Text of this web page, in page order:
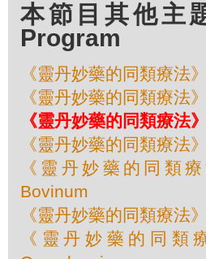
本節目其他主
Program
《靈丹妙藥的同類療法
《靈丹妙藥的同類療法
《靈丹妙藥的同類療
《靈丹妙藥的同類療法
《靈丹妙藥的同類
Bovinum
《靈丹妙藥的同類療法
《靈丹妙藥的同類